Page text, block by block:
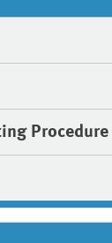
Procedure